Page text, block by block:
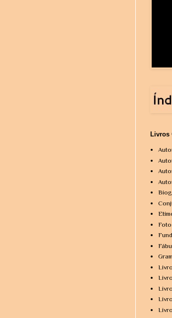
Livros